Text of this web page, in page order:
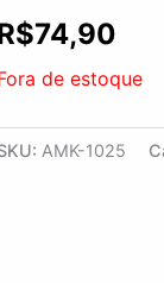
74,90
de estoque
AMK-1025